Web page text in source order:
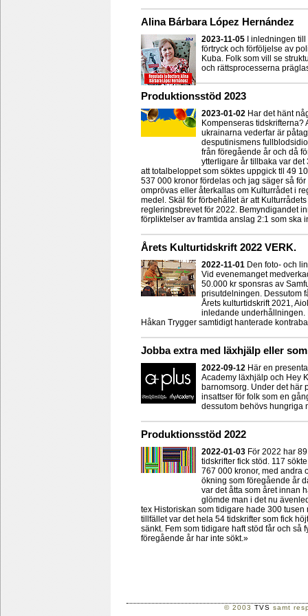
Alina Bárbara López Hernández
2023-11-05
I inledningen
förtryck och förföljelse av
Kuba. Folk som vill se
och rättsprocesserna
Produktionsstöd 2023
2023-01-02 Har det hänt
Kompenseras tidskrifterna?
ukrainarna vederfar är
desputinismens
från föregående år och då
ytterligare år tillbaka var det
att totalbeloppet som söktes uppgick tll 49
537 000 kronor fördelas och jag säger så
omprövas eller återkallas om Kulturrådet i
medel. Skäl för förbehållet är att
regleringsbrevet för 2022. Bemyndigandet
förpliktelser av framtida anslag 2:1 som ska
Årets Kulturtidskrift 2022 VERK.
2022-11-01 Den foto- och
Vid evenemanget
50.000 kr sponsras av
prisutdelningen. Dessutom
Årets kulturtidskrift 2021,
inledande underhållningen.
Håkan Trygger samtidigt hanterade
Jobba extra med läxhjälp eller
2022-09-12 Här en
Academy läxhjälp och Hey
barnomsorg. Under det här
insattser för folk som en
dessutom behövs hungriga
Produktionsstöd 2022
2022-01-03 För 2022 har
tidskrifter fick stöd. 117
767 000 kronor, med andra
ökning som föregående år
var det åtta som året innan
glömde man i det nu
tex Historiskan som tidigare hade 300
tillfället var det hela 54 tidskrifter som fick
sänkt. Fem som tidigare haft stöd får och så
föregående år har inte sökt.»
© 2003 TVS samt